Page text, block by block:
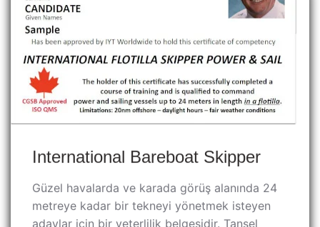
International Bareboat Skipper
Güzel havalarda ve karada görüş alanında 24
metreye kadar bir tekneyi yönetmek isteyen
adaylar için bir yeterlilik belgesidir. Tansel